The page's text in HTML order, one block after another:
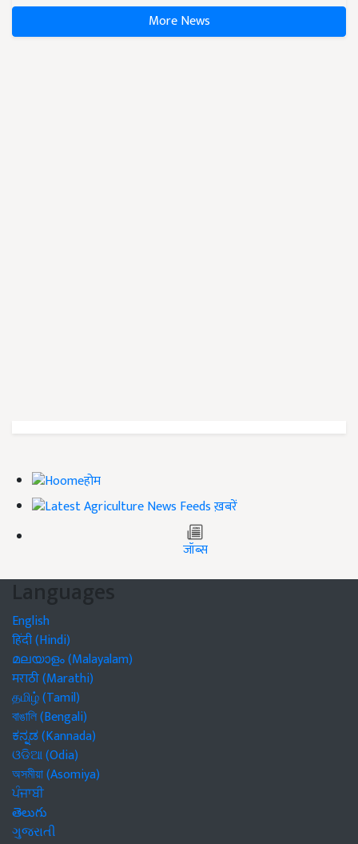
More News
होम
ख़बरें
जॉब्स
Languages
English
हिंदी (Hindi)
മലയാളം (Malayalam)
मराठी (Marathi)
தமிழ் (Tamil)
বাঙালি (Bengali)
ಕನ್ನಡ (Kannada)
ଓଡିଆ (Odia)
অসমীয়া (Asomiya)
ਪੰਜਾਬੀ
తెలుగు
ગુજરાતી